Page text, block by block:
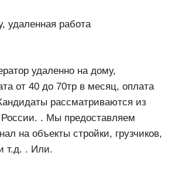
удаленная работа
удаленно на дому,
от 40 до 70тр в месяц, оплата
рассматриваются из
России. . Мы предоставляем
на объекты стройки, грузчиков,
т.д. . Или.